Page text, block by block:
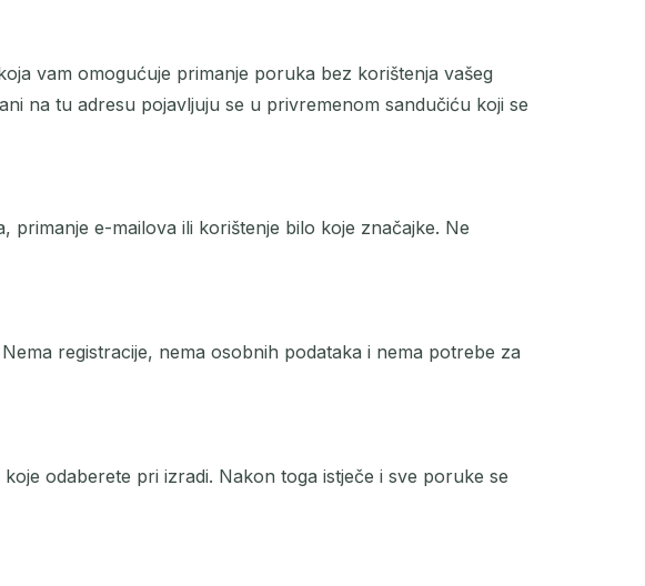
vam omogućuje primanje poruka bez korištenja vašeg
na tu adresu pojavljuju se u privremenom sandučiću koji se
e-mailova ili korištenje bilo koje značajke. Ne
registracije, nema osobnih podataka i nema potrebe za
odaberete pri izradi. Nakon toga istječe i sve poruke se